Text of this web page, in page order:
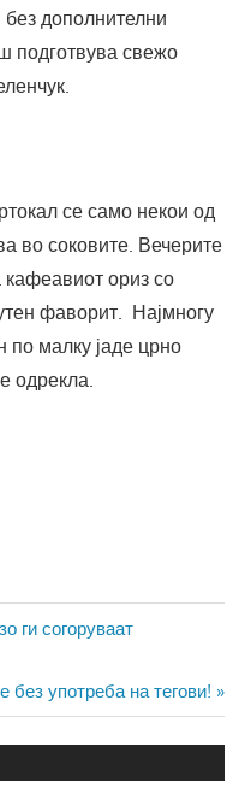
дополнителни
подготвува свежо
се само некои од
во соковите. Вечерите
кафеавиот ориз со
фаворит. Најмногу
по малку јаде црно
одрекла.
ги согоруваат
без употреба на тегови!